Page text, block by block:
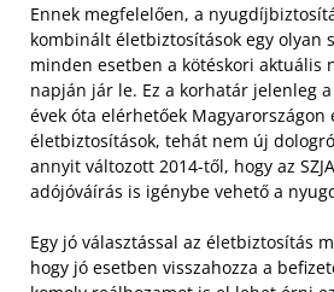
Ennek megfelelően, a
kombinált életbiztosítások egy olyan
minden esetben a kötéskori aktuális
napján jár le. Ez a korhatár jelenleg
évek óta elérhetőek Magyarországon
életbiztosítások, tehát nem új
annyit változott 2014-től, hogy az
adójóváírás is igénybe vehető a
Egy jó választással az életbiztosítás
hogy jó esetben visszahozza a